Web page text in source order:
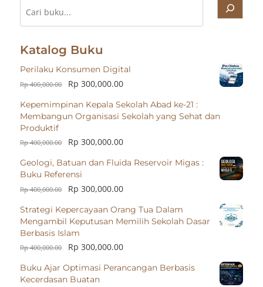
Cari
Katalog Buku
Perilaku Konsumen Digital
Rp400,000.00 Rp 300,000.00
Kepemimpinan Kepala Sekolah Abad ke-21 :
Membangun Organisasi Sekolah yang Sehat dan
Produktif
Rp400,000.00 Rp 300,000.00
Geologi, Batuan dan Fluida Reservoir Migas :
Buku Referensi
Rp400,000.00 Rp 300,000.00
Strategi Kepercayaan Orang Tua Dalam
Mengambil Keputusan Memilih Sekolah Dasar
Berbasis Islam
Rp400,000.00 Rp 300,000.00
Buku Ajar Optimasi Perancangan Berbasis
Kecerdasan Buatan